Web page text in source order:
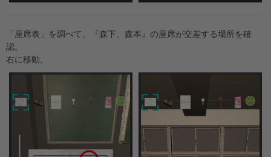
「座席表」を調べて、『森下、森本』の座席が交差する場所を確
認。
右に移動。